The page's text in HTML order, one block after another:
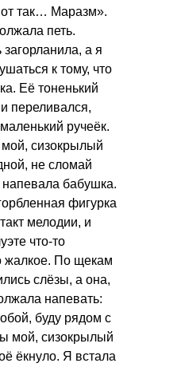
так… Маразм».
петь.
а я
к тому, что
Её тоненький
переливался,
ручеёк.
сизокрылый
не сломай
бабушка.
фигурка
мелодии, и
что-то
жалкое. По щекам
слёзы, а она,
напевать:
буду рядом с
мой, сизокрылый
ёкнуло. Я встала